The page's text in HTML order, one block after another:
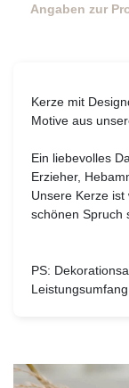
Angaben zur
Kerze mit
Motive aus
Ein liebevolles
Erzieher,
Unsere Kerze
schönen Spruch
PS:
Leistungsumfang.